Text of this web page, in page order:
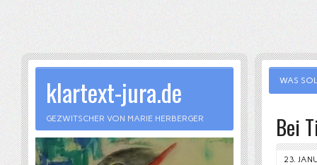
WAS
Bei
23.
klartext-jura.de
GEZWITSCHER VON MARIE HERBERGER